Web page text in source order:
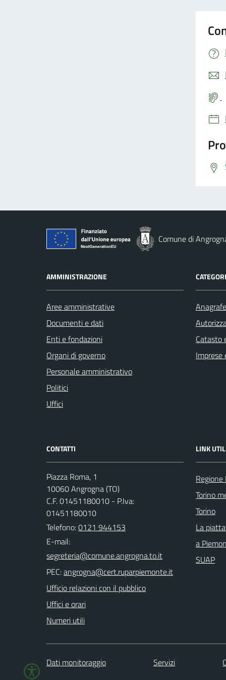
Comune di
AMMINISTRAZIONE
Aree amministrative
Documenti e dati
Enti e fondazioni
Organi di governo
Personale amministrativo
Politici
Uffici
Catasto
Imprese
CONTATTI
Piazza Roma, 1
10060 Angrogna (TO)
C.F. 01451180010 - P.Iva:
01451180010
Telefono:0121 944153
E-mail:
PEC:
Ufficio relazioni con il pubblico
Uffici e orari
Numeri utili
LINK
Torino
Torino
La
a
SUAP
Dati monitoraggio Servizi